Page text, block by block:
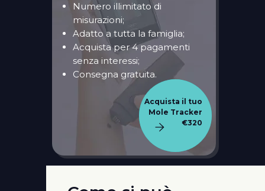
Numero illimitato di
misurazioni;
Adatto a tutta la famiglia;
Acquista per 4 pagamenti
senza interessi;
Consegna gratuita.
Acquista il tuo
Mole Tracker
€320